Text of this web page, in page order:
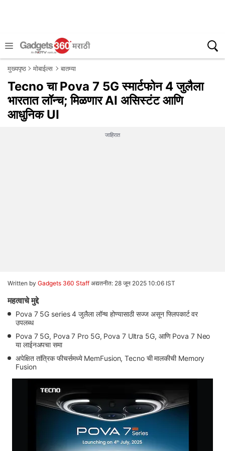
मुख्यपृष्ठ मोबाईल्स बातम्या
Tecno चा Pova 7 5G स्मार्टफोन 4 जुलैला
भारतात लॉन्च; मिळणार AI असिस्टंट आणि
आधुनिक UI
जाहिरात
Written by Gadgets 360 Staff अद्यतनीत: 28 जून 2025 10:06 IST
महत्वाचे मुद्दे
Pova 7 5G series 4 जुलैला लॉन्च होण्यासाठी सज्ज असून फ्लिपकार्ट वर
उपलब्ध
Pova 7 5G, Pova 7 Pro 5G, Pova 7 Ultra 5G, आणि Pova 7 Neo
या लाईनअपचा समा
अपेक्षित तांत्रिक फीचर्समध्ये MemFusion, Tecno ची मालकीची Memory
Fusion